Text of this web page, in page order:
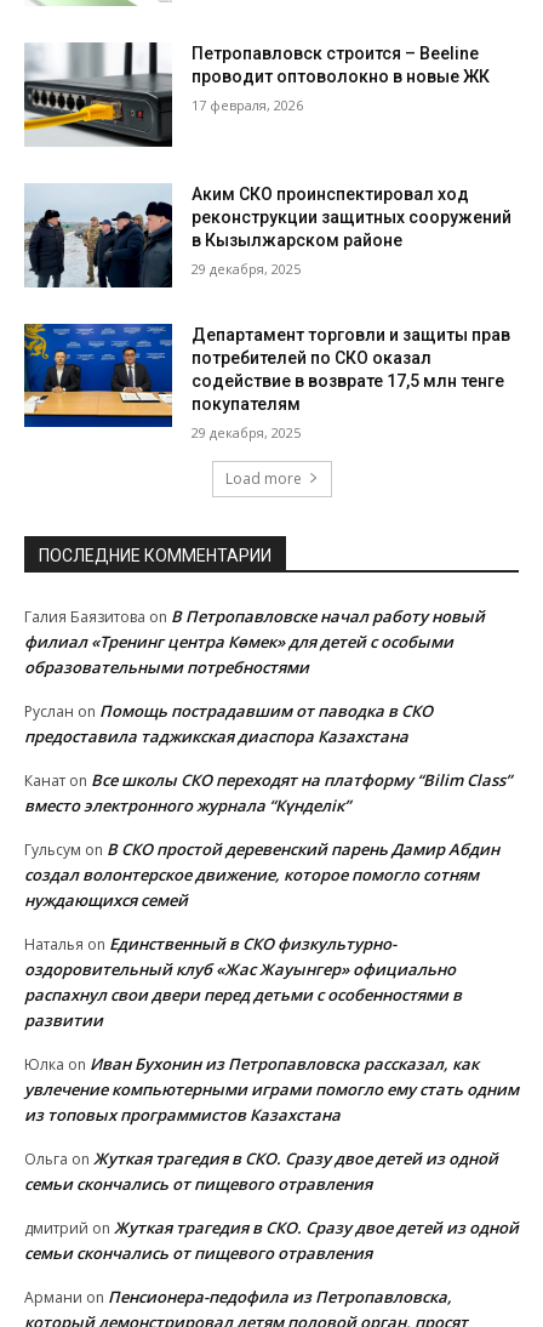
Петропавловск строится – Beeline
проводит оптоволокно в новые ЖК
17 февраля, 2026
Аким СКО проинспектировал ход
реконструкции защитных сооружений
в Кызылжарском районе
29 декабря, 2025
Департамент торговли и защиты прав
потребителей по СКО оказал
содействие в возврате 17,5 млн тенге
покупателям
29 декабря, 2025
Load more
ПОСЛЕДНИЕ КОММЕНТАРИИ
Галия Баязитова on В Петропавловске начал работу новый
филиал «Тренинг центра Көмек» для детей с особыми
образовательными потребностями
Руслан on Помощь пострадавшим от паводка в СКО
предоставила таджикская диаспора Казахстана
Канат on Все школы СКО переходят на платформу “Bilim Class”
вместо электронного журнала “Күнделік”
Гульсум on В СКО простой деревенский парень Дамир Абдин
создал волонтерское движение, которое помогло сотням
нуждающихся семей
Наталья on Единственный в СКО физкультурно-
оздоровительный клуб «Жас Жауынгер» официально
распахнул свои двери перед детьми с особенностями в
развитии
Юлка on Иван Бухонин из Петропавловска рассказал, как
увлечение компьютерными играми помогло ему стать одним
из топовых программистов Казахстана
Ольга on Жуткая трагедия в СКО. Сразу двое детей из одной
семьи скончались от пищевого отравления
дмитрий on Жуткая трагедия в СКО. Сразу двое детей из одной
семьи скончались от пищевого отравления
Армани on Пенсионера-педофила из Петропавловска,
который демонстрировал детям половой орган, просят